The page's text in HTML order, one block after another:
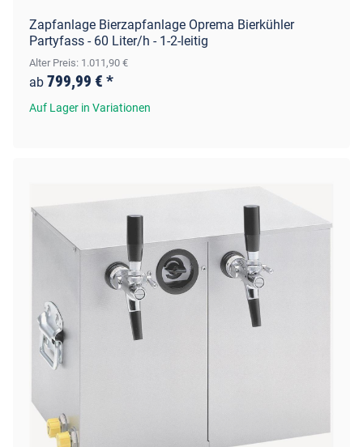
Zapfanlage Bierzapfanlage Oprema Bierkühler
Partyfass - 60 Liter/h - 1-2-leitig
Alter Preis: 1.011,90 €
ab 799,99 € *
Auf Lager in Variationen